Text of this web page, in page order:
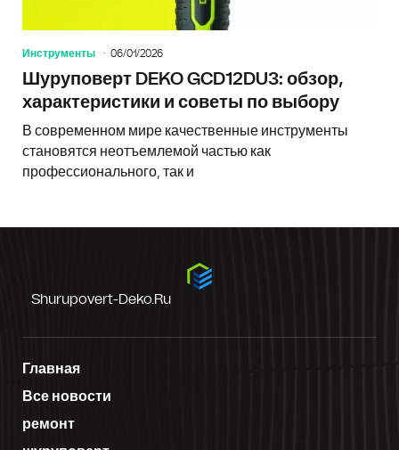
Инструменты 06/01/2026
Шуруповерт DEKO GCD12DU3: обзор,
характеристики и советы по выбору
В современном мире качественные инструменты
становятся неотъемлемой частью как
профессионального, так и
Shurupovert-Deko.ru
Главная
Все новости
ремонт